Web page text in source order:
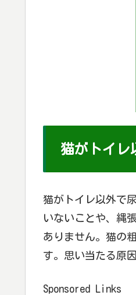
猫がトイレ
猫がトイレ以外で
いないことや、縄
ありません。猫の
す。思い当たる原
Sponsored Links